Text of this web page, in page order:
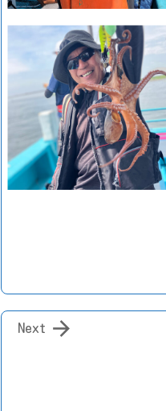

Next